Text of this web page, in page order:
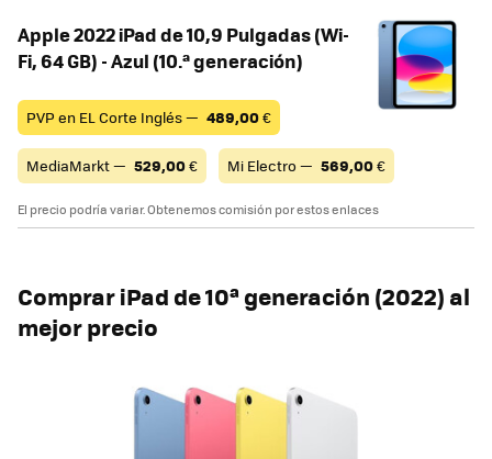
Apple 2022 iPad de 10,9 Pulgadas (Wi-
Fi, 64 GB) - Azul (10.ª generación)
PVP en EL Corte Inglés — 489,00€
MediaMarkt — 529,00€ Mi Electro — 569,00€
El precio podría variar. Obtenemos comisión por estos enlaces
Comprar iPad de 10ª generación (2022) al
mejor precio